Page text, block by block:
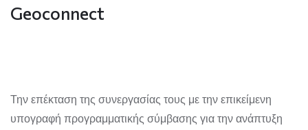
Geoconnect
Την επέκταση της συνεργασίας τους με την επικείμενη
υπογραφή προγραμματικής σύμβασης για την ανάπτυξη